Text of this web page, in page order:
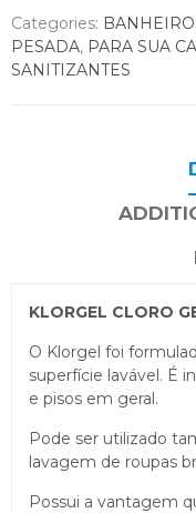
Categories:
PESADA, PARA SUA
SANITIZANTES
KLORGEL CLORO
O Klorgel foi
superfície lavável. É
e pisos em geral.
Pode ser utilizado
lavagem de roupas
Possui a vantagem